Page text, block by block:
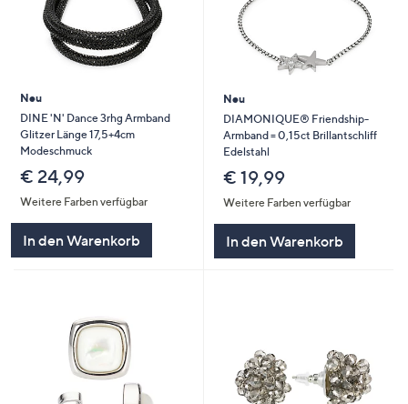
Neu
DINE 'N' Dance 3rhg Armband
Glitzer Länge 17,5+4cm
Modeschmuck
€ 24,99
Weitere Farben verfügbar
In den Warenkorb
Neu
DIAMONIQUE® Friendship-
Armband = 0,15ct Brillantschliff
Edelstahl
€ 19,99
Weitere Farben verfügbar
In den Warenkorb